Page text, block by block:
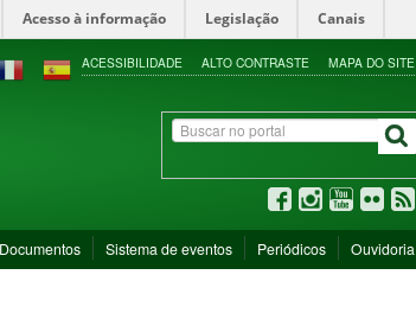
Acesso à informação Legislação Canais
ACESSIBILIDADE ALTO CONTRASTE MAPA DO SITE
Documentos Sistema de eventos Periódicos Ouvidoria